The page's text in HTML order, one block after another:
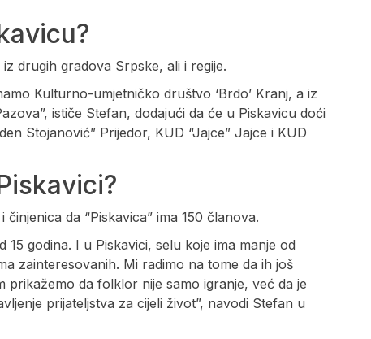
drugih gradova Srpske, ali i regije.
Kulturno-umjetničko društvo ‘Brdo’ Kranj, a iz
ističe Stefan, dodajući da će u Piskavicu doći
Stojanović” Prijedor, KUD “Jajce” Jajce i KUD
da “Piskavica” ima 150 članova.
15 godina. I u Piskavici, selu koje ima manje od
zainteresovanih. Mi radimo na tome da ih još
prikažemo da folklor nije samo igranje, već da je
prijateljstva za cijeli život”, navodi Stefan u